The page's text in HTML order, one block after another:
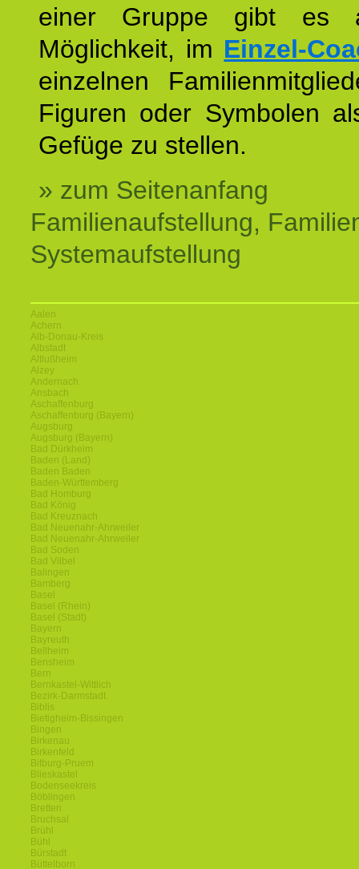
einer Gruppe gibt es
Möglichkeit, im Einzel-
einzelnen
Figuren oder Symbolen
Gefüge zu stellen.
» zum Seitenanfang
Familienaufstellung,
Systemaufstellung
Aalen
Achern
Alb-Donau-Kreis
Albstadt
Altlußheim
Alzey
Andernach
Ansbach
Aschaffenburg
Aschaffenburg (Bayern)
Augsburg
Augsburg (Bayern)
Bad Dürkheim
Baden (Land)
Baden Baden
Baden-Württemberg
Bad Homburg
Bad König
Bad Kreuznach
Bad Neuenahr-Ahrweiler
Bad Neuenahr-Ahrweiler
Bad Soden
Bad Vilbel
Balingen
Bamberg
Basel
Basel (Rhein)
Basel (Stadt)
Bayern
Bayreuth
Bellheim
Bensheim
Bern
Bernkastel-Wittlich
Bezirk-Darmstadt
Biblis
Bietigheim-Bissingen
Bingen
Birkenau
Birkenfeld
Bitburg-Pruem
Blieskastel
Bodenseekreis
Böblingen
Bretten
Bruchsal
Brühl
Bühl
Bürstadt
Büttelborn